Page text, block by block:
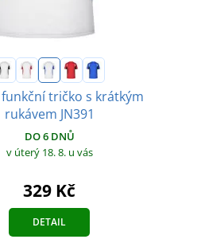
funkční tričko s krátkým
rukávem JN391
DO 6 DNŮ
v úterý 18. 8. u vás
329 Kč
DETAIL